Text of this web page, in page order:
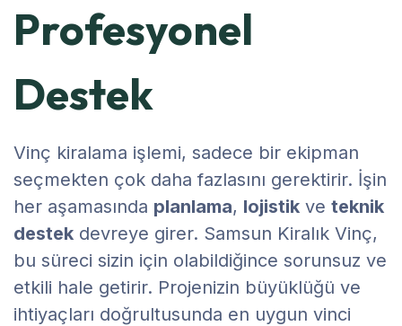
Profesyonel
Destek
Vinç kiralama işlemi, sadece bir ekipman
seçmekten çok daha fazlasını gerektirir. İşin
her aşamasında planlama, lojistik ve teknik
destek devreye girer. Samsun Kiralık Vinç,
bu süreci sizin için olabildiğince sorunsuz ve
etkili hale getirir. Projenizin büyüklüğü ve
ihtiyaçları doğrultusunda en uygun vinci